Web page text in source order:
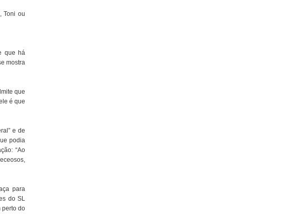
Toni ou
que há
mostra
que
é que
e de
podia
“Ao
para
do SL
perto do